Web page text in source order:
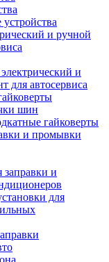
и ручной
и
для автосервиса
шин
гайковерты
и промывки
заправки и
для